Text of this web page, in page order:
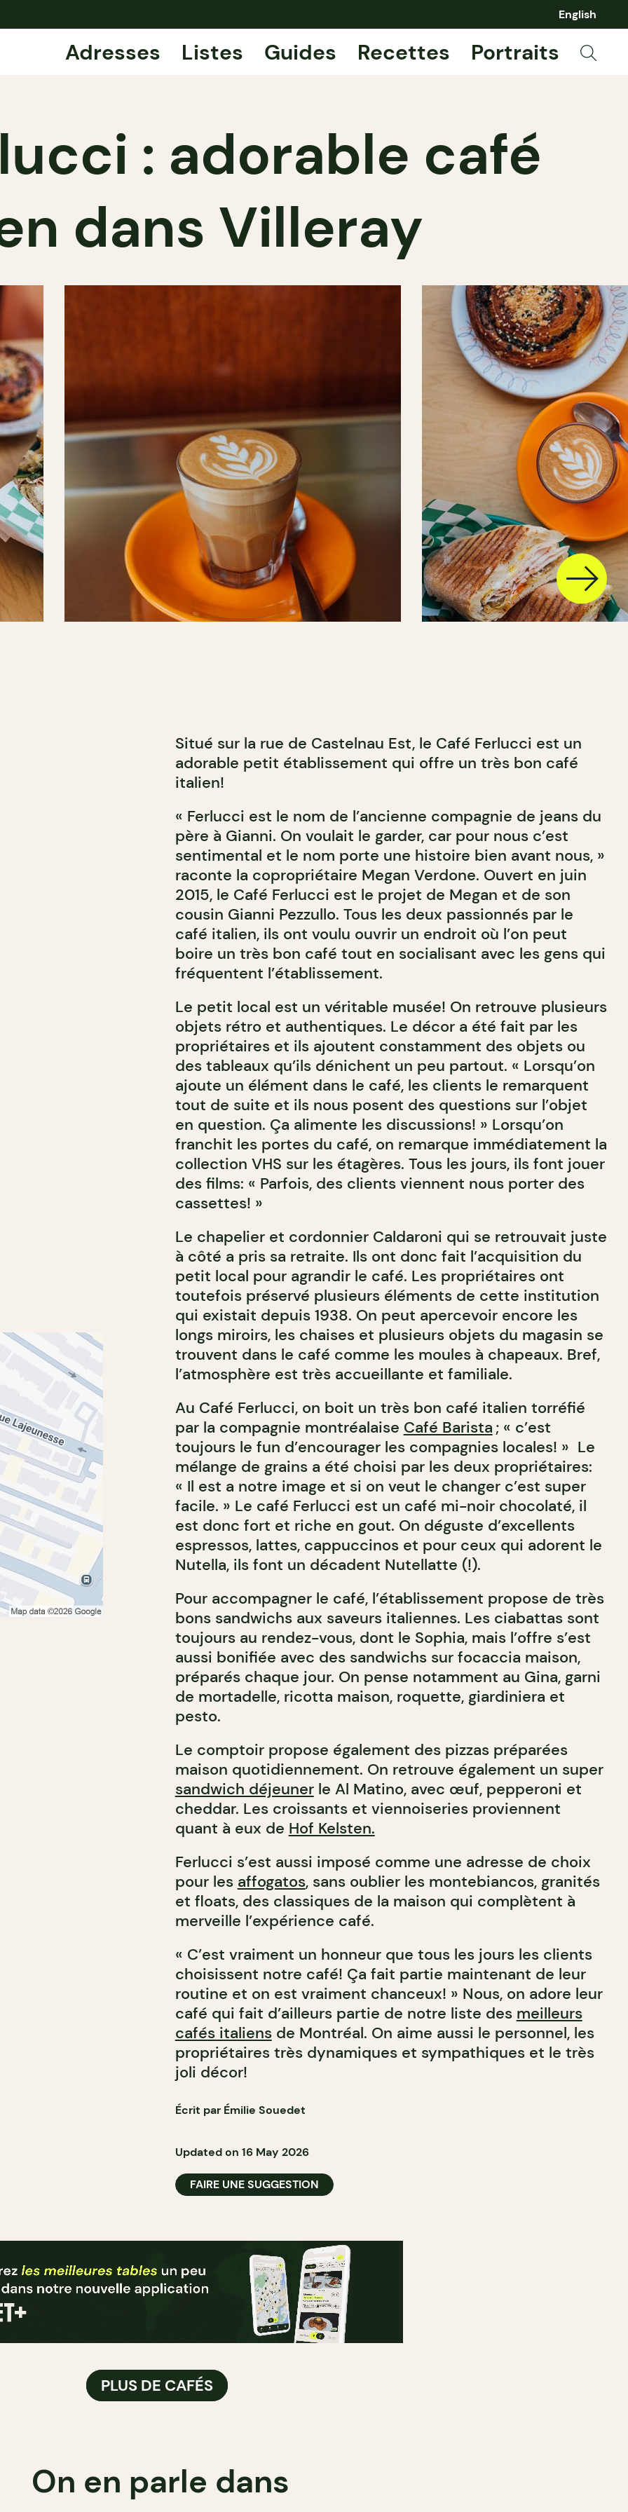
English
Adresses Listes Guides Recettes Portraits
: adorable café
dans Villeray
Situé sur la rue de Castelnau Est, le Café Ferlucci est un
adorable petit établissement qui offre un très bon café
italien!
« Ferlucci est le nom de l’ancienne compagnie de jeans du
père à Gianni. On voulait le garder, car pour nous c’est
sentimental et le nom porte une histoire bien avant nous, »
raconte la copropriétaire Megan Verdone. Ouvert en juin
2015, le Café Ferlucci est le projet de Megan et de son
cousin Gianni Pezzullo. Tous les deux passionnés par le
café italien, ils ont voulu ouvrir un endroit où l’on peut
boire un très bon café tout en socialisant avec les gens qui
fréquentent l’établissement.
Le petit local est un véritable musée! On retrouve plusieurs
objets rétro et authentiques. Le décor a été fait par les
propriétaires et ils ajoutent constamment des objets ou
des tableaux qu’ils dénichent un peu partout. « Lorsqu’on
ajoute un élément dans le café, les clients le remarquent
tout de suite et ils nous posent des questions sur l’objet
en question. Ça alimente les discussions! » Lorsqu’on
franchit les portes du café, on remarque immédiatement la
collection VHS sur les étagères. Tous les jours, ils font jouer
des films: « Parfois, des clients viennent nous porter des
cassettes! »
Le chapelier et cordonnier Caldaroni qui se retrouvait juste
à côté a pris sa retraite. Ils ont donc fait l’acquisition du
petit local pour agrandir le café. Les propriétaires ont
toutefois préservé plusieurs éléments de cette institution
qui existait depuis 1938. On peut apercevoir encore les
longs miroirs, les chaises et plusieurs objets du magasin se
trouvent dans le café comme les moules à chapeaux. Bref,
l’atmosphère est très accueillante et familiale.
Au Café Ferlucci, on boit un très bon café italien torréfié
par la compagnie montréalaise Café Barista ; « c’est
toujours le fun d’encourager les compagnies locales! » Le
mélange de grains a été choisi par les deux propriétaires:
« Il est a notre image et si on veut le changer c’est super
facile. » Le café Ferlucci est un café mi-noir chocolaté, il
est donc fort et riche en gout. On déguste d’excellents
espressos, lattes, cappuccinos et pour ceux qui adorent le
Nutella, ils font un décadent Nutellatte (!).
Pour accompagner le café, l’établissement propose de très
bons sandwichs aux saveurs italiennes. Les ciabattas sont
toujours au rendez-vous, dont le Sophia, mais l’offre s’est
aussi bonifiée avec des sandwichs sur focaccia maison,
préparés chaque jour. On pense notamment au Gina, garni
de mortadelle, ricotta maison, roquette, giardiniera et
pesto.
Le comptoir propose également des pizzas préparées
maison quotidiennement. On retrouve également un super
sandwich déjeunerle Al Matino, avec œuf, pepperoni et
cheddar. Les croissants et viennoiseries proviennent
quant à eux de Hof Kelsten.
Ferlucci s’est aussi imposé comme une adresse de choix
pour les affogatos, sans oublier les montebiancos, granités
et floats, des classiques de la maison qui complètent à
merveille l’expérience café.
« C’est vraiment un honneur que tous les jours les clients
choisissent notre café! Ça fait partie maintenant de leur
routine et on est vraiment chanceux! » Nous, on adore leur
café qui fait d’ailleurs partie de notre liste des meilleurs
cafés italiensde Montréal. On aime aussi le personnel, les
propriétaires très dynamiques et sympathiques et le très
joli décor!
Écrit par Émilie Souedet
Updated on 16 May 2026
FAIRE UNE SUGGESTION
PLUS DE CAFÉS
On en parle dans